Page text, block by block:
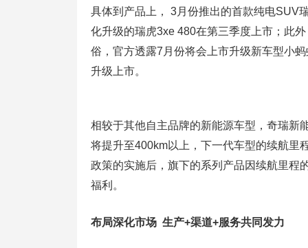
具体到产品上， 3月份推出的首款纯电SUV
化升级的瑞虎3xe 480在第三季度上市；此
俗，官方透露7月份将会上市升级新车型小
升级上市。
相较于其他自主品牌的新能源车型，奇瑞新
将提升至400km以上，下一代车型的续航里
政策的实施后，旗下的系列产品因续航里程
福利。
布局深化市场 生产+渠道+服务共同发力